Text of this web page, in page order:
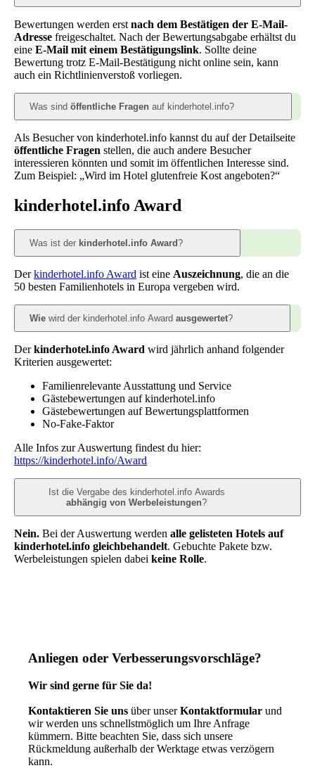
Bewertungen werden erst nach dem Bestätigen der E-Mail-
Adresse freigeschaltet. Nach der Bewertungsabgabe erhältst du
eine E-Mail mit einem Bestätigungslink. Sollte deine
Bewertung trotz E-Mail-Bestätigung nicht online sein, kann
auch ein Richtlinienverstoß vorliegen.
Was sind öffentliche Fragen auf kinderhotel.info?
Als Besucher von kinderhotel.info kannst du auf der Detailseite
öffentliche Fragen stellen, die auch andere Besucher
interessieren könnten und somit im öffentlichen Interesse sind.
Zum Beispiel: „Wird im Hotel glutenfreie Kost angeboten?“
kinderhotel.info Award
Was ist der kinderhotel.info Award?
Derkinderhotel.info Award ist eine Auszeichnung, die an die
50 besten Familienhotels in Europa vergeben wird.
Wie wird der kinderhotel.info Award ausgewertet?
Derkinderhotel.info Award wird jährlich anhand folgender
Kriterien ausgewertet:
Familienrelevante Ausstattung und Service
Gästebewertungen auf kinderhotel.info
Gästebewertungen auf Bewertungsplattformen
No-Fake-Faktor
Alle Infos zur Auswertung findest du hier:
https://kinderhotel.info/Award
Ist die Vergabe des kinderhotel.info Awards
abhängig von Werbeleistungen?
Nein. Bei der Auswertung werden alle gelisteten Hotels auf
kinderhotel.info gleichbehandelt. Gebuchte Pakete bzw.
Werbeleistungen spielen dabei keine Rolle.
Anliegen oder Verbesserungsvorschläge?
Wir sind gerne für Sie da!
Kontaktieren Sie uns über unserKontaktformular und
wir werden uns schnellstmöglich um Ihre Anfrage
kümmern. Bitte beachten Sie, dass sich unsere
Rückmeldung außerhalb der Werktage etwas verzögern
kann.